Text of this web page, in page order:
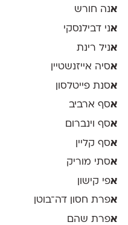
אנה חורש
אני דבילנסקי
אניל רינת
אסיה אייזנשטיין
אסנת פייטלסון
אסף ארביב
אסף וינברום
אסף קליין
אסתי מוריק
אפי קישון
אפרת חסון דה־בוטן
אפרת שהם